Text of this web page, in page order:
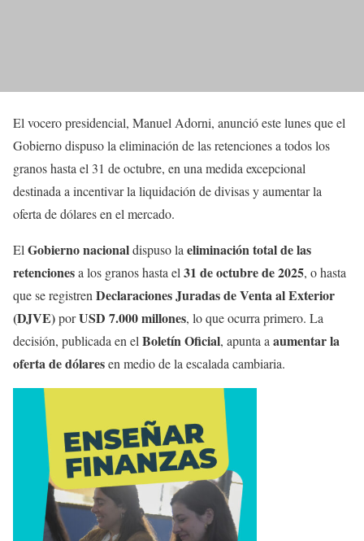
El vocero presidencial, Manuel Adorni, anunció este lunes que el
Gobierno dispuso la eliminación de las retenciones a todos los
granos hasta el 31 de octubre, en una medida excepcional
destinada a incentivar la liquidación de divisas y aumentar la
oferta de dólares en el mercado.
El Gobierno nacionaldispuso la eliminación total de las
retencionesa los granos hasta el 31 de octubre de 2025, o hasta
que se registren Declaraciones Juradas de Venta al Exterior
(DJVE)porUSD 7.000 millones, lo que ocurra primero. La
decisión, publicada en el Boletín Oficial, apunta a aumentar la
oferta de dólaresen medio de la escalada cambiaria.